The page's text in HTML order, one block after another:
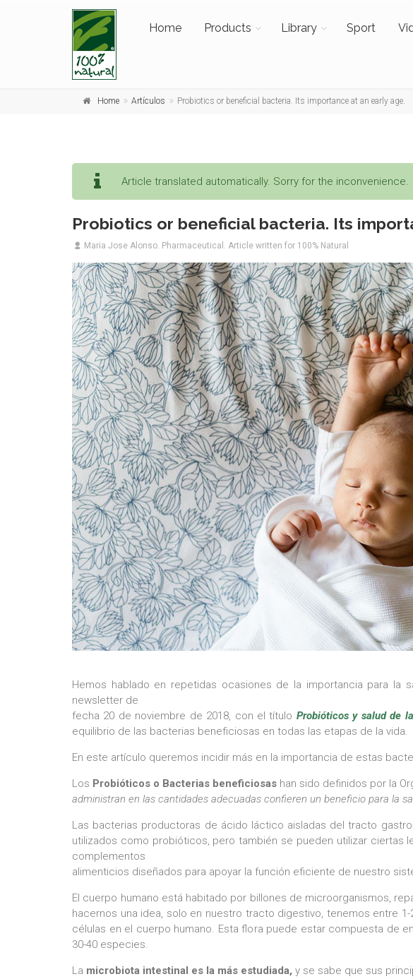
Home Products Library Sport
Home Artículos Probiotics or beneficial bacteria. Its importance at an early age.
Article translated automatically. Sorry for the inconvenience.
Probiotics or beneficial bacteria. Its
Maria Jose Alonso. Pharmaceutical. Article written for 100% Natural
Hemos hablado en repetidas ocasiones de la importancia para la
newsletter de
fecha 20 de noviembre de 2018, con el título Probióticosy salud de
equilibrio de las bacterias beneficiosas en todas las etapas de la vida.
En este artículo queremos incidir más en la importancia de estas
Los Probióticos o Bacterias beneficiosas han sido definidos por la
administran en las cantidades adecuadas confieren un beneficio para la
Las bacterias productoras de ácido láctico aisladas del tracto
utilizados como probióticos, pero también se pueden utilizar ciertas
complementos
alimenticios diseñados para apoyar la función eficiente de nuestro
El cuerpo humano está habitado por billones de microorganismos,
hacernos una idea, solo en nuestro tracto digestivo, tenemos entre
células en el cuerpo humano. Esta flora puede estar compuesta de
30-40 especies.
La microbiota intestinal es la más estudiada, y se sabe que sus